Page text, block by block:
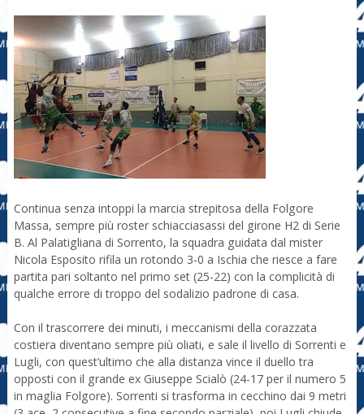
Continua senza intoppi la marcia strepitosa della Folgore
Massa, sempre più roster schiacciasassi del girone H2 di Serie
B. Al Palatigliana di Sorrento, la squadra guidata dal mister
Nicola Esposito rifila un rotondo 3-0 a Ischia che riesce a fare
partita pari soltanto nel primo set (25-22) con la complicità di
qualche errore di troppo del sodalizio padrone di casa.
Con il trascorrere dei minuti, i meccanismi della corazzata
costiera diventano sempre più oliati, e sale il livello di Sorrenti e
Lugli, con quest’ultimo che alla distanza vince il duello tra
opposti con il grande ex Giuseppe Scialò (24-17 per il numero 5
in maglia Folgore). Sorrenti si trasforma in cecchino dai 9 metri